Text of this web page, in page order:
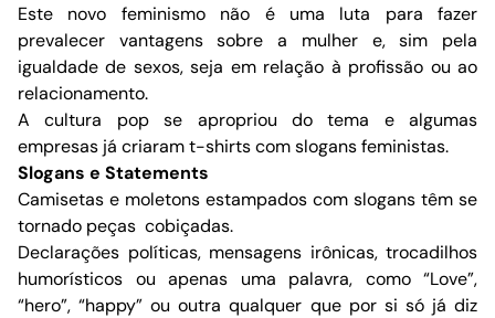
Este novo feminismo não é uma luta para fazer
prevalecer vantagens sobre a mulher e, sim pela
igualdade de sexos, seja em relação à profissão ou ao
relacionamento.
A cultura pop se apropriou do tema e algumas
empresas já criaram t-shirts com slogans feministas.
Slogans e Statements
Camisetas e moletons estampados com slogans têm se
tornado peças cobiçadas.
Declarações políticas, mensagens irônicas, trocadilhos
humorísticos ou apenas uma palavra, como “Love”,
“hero”, “happy” ou outra qualquer que por si só já diz